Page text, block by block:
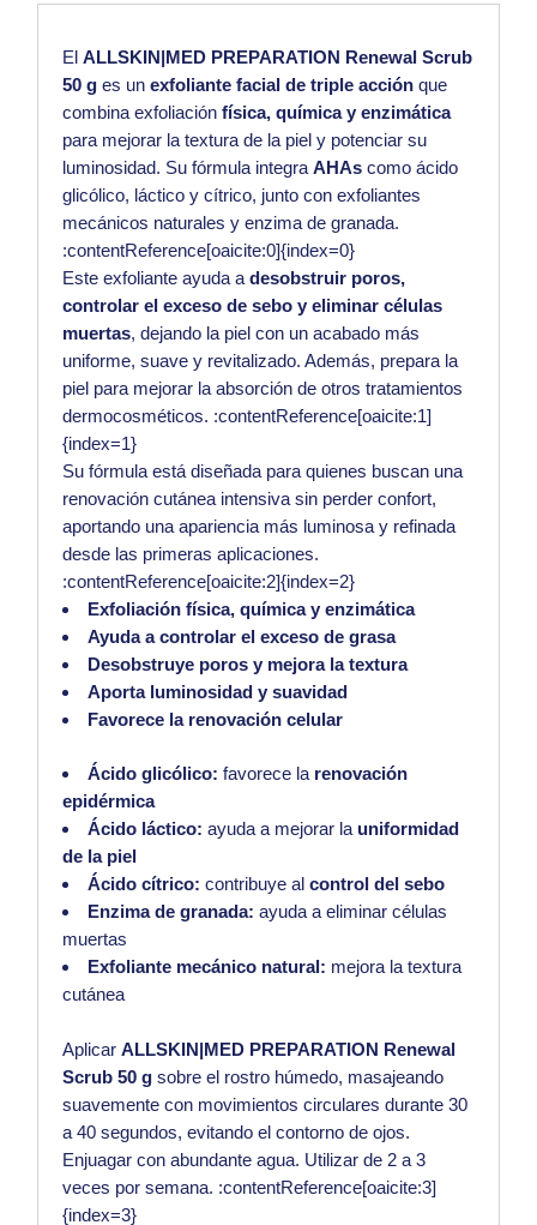
ElALLSKIN|MED PREPARATION Renewal Scrub
50 g es unexfoliante facial de triple acción que
combina exfoliaciónfísica, química y enzimática
para mejorar la textura de la piel y potenciar su
luminosidad. Su fórmula integraAHAs como ácido
glicólico, láctico y cítrico, junto con exfoliantes
mecánicos naturales y enzima de granada.
:contentReference[oaicite:0]{index=0}
Este exfoliante ayuda adesobstruir poros,
controlar el exceso de sebo y eliminar células
muertas, dejando la piel con un acabado más
uniforme, suave y revitalizado. Además, prepara la
piel para mejorar la absorción de otros tratamientos
dermocosméticos. :contentReference[oaicite:1]
{index=1}
Su fórmula está diseñada para quienes buscan una
renovación cutánea intensiva sin perder confort,
aportando una apariencia más luminosa y refinada
desde las primeras aplicaciones.
:contentReference[oaicite:2]{index=2}
Exfoliación física, química y enzimática
Ayuda a controlar el exceso de grasa
Desobstruye poros y mejora la textura
Aporta luminosidad y suavidad
Favorece la renovación celular
Ácido glicólico: favorece la renovación
epidérmica
Ácido láctico: ayuda a mejorar la uniformidad
de la piel
Ácido cítrico: contribuye alcontrol del sebo
Enzima de granada: ayuda a eliminar células
muertas
Exfoliante mecánico natural: mejora la textura
cutánea
AplicarALLSKIN|MED PREPARATION Renewal
Scrub 50 g sobre el rostro húmedo, masajeando
suavemente con movimientos circulares durante 30
a 40 segundos, evitando el contorno de ojos.
Enjuagar con abundante agua. Utilizar de 2 a 3
veces por semana. :contentReference[oaicite:3]
{index=3}